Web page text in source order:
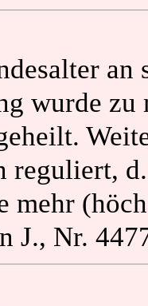
an
wurde zu
reguliert,
mehr
J., Nr.